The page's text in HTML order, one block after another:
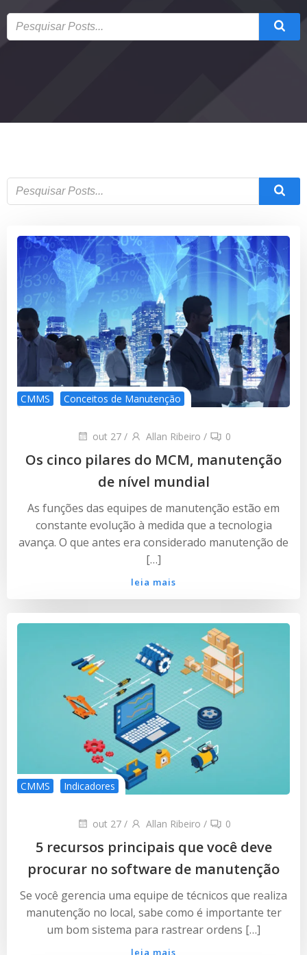
CMMS Conceitos de Manutenção
out 27 / Allan Ribeiro / 0
Os cinco pilares do MCM, manutenção
de nível mundial
As funções das equipes de manutenção estão em
constante evolução à medida que a tecnologia
avança. O que antes era considerado manutenção de
[…]
leia mais
CMMS Indicadores
out 27 / Allan Ribeiro / 0
5 recursos principais que você deve
procurar no software de manutenção
Se você gerencia uma equipe de técnicos que realiza
manutenção no local, sabe como é importante ter
um bom sistema para rastrear ordens […]
leia mais